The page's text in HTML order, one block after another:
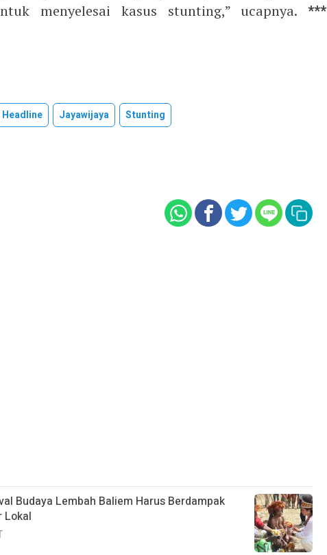
menyelesai kasus stunting,” ucapnya. ***
Headline Jayawijaya Stunting
Budaya Lembah Baliem Harus Berdampak
Lokal